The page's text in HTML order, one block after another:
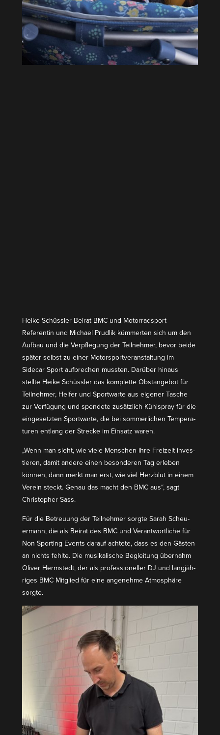
Heike Schüssler Beirat BMC und Motor­rad­sport
Referentin und Michael Prudlik kümmerten sich um den
Aufbau und die Verpflegung der Teilnehmer, bevor beide
später selbst zu einer Motor­sport­ver­an­staltung im
Sidecar Sport aufbrechen mussten. Darüber hinaus
stellte Heike Schüssler das komplette Obstan­gebot für
Teilnehmer, Helfer und Sport­warte aus eigener Tasche
zur Verfügung und spendete zusätzlich Kühlspray für die
einge­setzten Sport­warte, die bei sommer­lichen Tempe­ra­
turen entlang der Strecke im Einsatz waren.
„Wenn man sieht, wie viele Menschen ihre Freizeit inves­
tieren, damit andere einen beson­deren Tag erleben
können, dann merkt man erst, wie viel Herzblut in einem
Verein steckt. Genau das macht den BMC aus“, sagt
Chris­topher Sass.
Für die Betreuung der Teilnehmer sorgte Sarah Scheu­
ermann, die als Beirat des BMC und Verant­wort­liche für
Non Sporting Events darauf achtete, dass es den Gästen
an nichts fehlte. Die musika­lische Begleitung übernahm
Oliver Hermstedt, der als profes­sio­neller DJ und langjäh­
riges BMC Mitglied für eine angenehme Atmosphäre
sorgte.